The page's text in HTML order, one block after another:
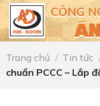
Skip
content
Trang chủ / Tin tức
chuẩn PCCC – Lắp